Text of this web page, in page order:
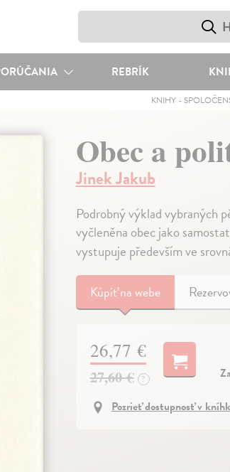
REBRÍK
KNIHY-
Obec a
Jinek Jakub
Podrobný výklad vybraných
vyčleněna obec jako
vystupuje především ve
Kúpiťna webe
26,77 €
27,60 € ?
Pozrieť dostupnosť v